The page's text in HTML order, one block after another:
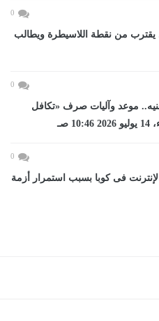
0
من نقطة اللاسيطرة ويطالب
0
4 مليارات جنيه.. موعد وآليات صرف «تكافل
0
فى كوبا بسبب استمرار أزمة